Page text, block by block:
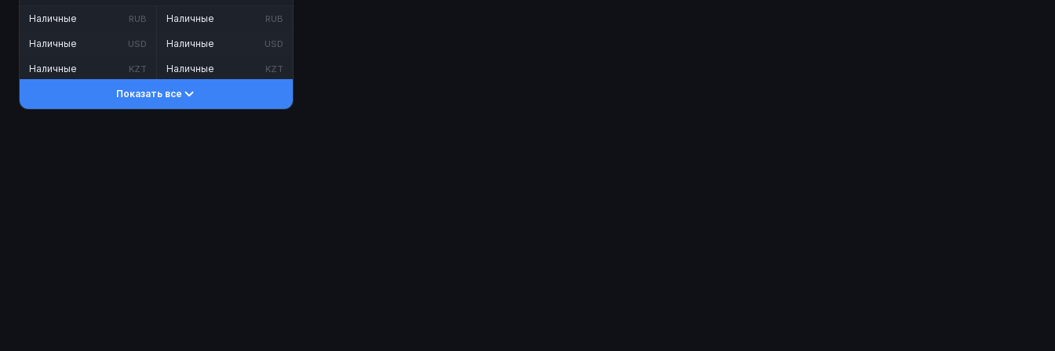
Наличные RUB
Наличные USD
Наличные KZT
Наличные RUB
Наличные USD
Наличные KZT
Показать все